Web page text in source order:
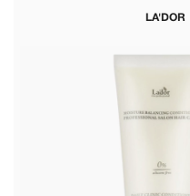
LA'DOR